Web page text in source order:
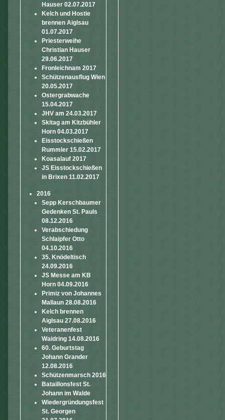
Hauser 02.07.2017
Kelch und Hostie
brennen Aiglsau
01.07.2017
Priesterweihe
Christian Hauser
29.06.2017
Fronleichnam 2017
Schützenausflug Wien
20.05.2017
Ostergrabwache
15.04.2017
JHV am 24.03.2017
Skitag am Kitzbühler
Horn 04.03.2017
Eisstockschießen
Rummler 15.02.2017
Koasalauf 2017
JS Eisstockschießen
in Brixen 11.02.2017
2016
Sepp Kerschbaumer
Gedenken St. Pauls
08.12.2016
Verabschiedung
Schlaipfer Otto
04.10.2016
35. Knödeltisch
24.09.2016
JS Messe am KB
Horn 04.09.2016
Primiz von Johannes
Mallaun 28.08.2016
Kelch brennen
Aiglsau 27.08.2016
Veteranenfest
Waidring 14.08.2016
60. Geburtstag
Johann Grander
12.08.2016
Schützenmarsch 2016
Bataillonsfest St.
Johann im Walde
Wiedergründungsfest
St. Georgen